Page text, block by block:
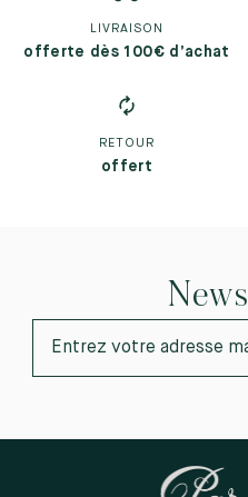
LIVRAISON
offerte dès 100€ d’achat
RETOUR
offert